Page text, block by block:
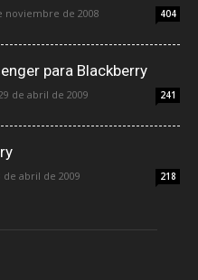
noviembre de 2008 404
para Blackberry
de abril de 2009 241
de abril de 2009 218